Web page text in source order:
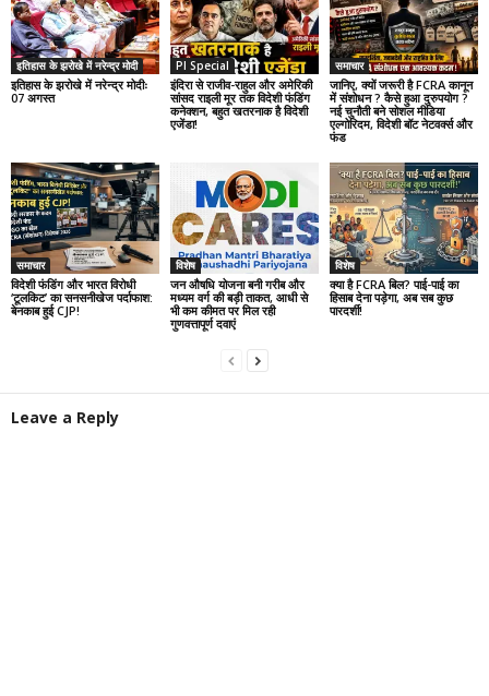
इतिहास के झरोखे में नरेन्द्र मोदी
इतिहास के झरोखे में नरेन्द्र मोदीः
07 अगस्त
PI Special
इंदिरा से राजीव-राहुल और अमेरिकी
सांसद राइली मूर तक विदेशी फंडिंग
कनेक्शन, बहुत खतरनाक है विदेशी
एजेंडा!
समाचार
जानिए, क्यों जरूरी है FCRA कानून
में संशोधन ? कैसे हुआ दुरुपयोग ?
नई चुनौती बने सोशल मीडिया
एल्गोरिदम, विदेशी बॉट नेटवर्क्स और
फंड
समाचार
विदेशी फंडिंग और भारत विरोधी
‘टूलकिट’ का सनसनीखेज पर्दाफाश:
बेनकाब हुई CJP!
विशेष
जन औषधि योजना बनी गरीब और
मध्यम वर्ग की बड़ी ताकत, आधी से
भी कम कीमत पर मिल रही
गुणवत्तापूर्ण दवाएं
विशेष
क्या है FCRA बिल? पाई-पाई का
हिसाब देना पड़ेगा, अब सब कुछ
पारदर्शी!
Leave a Reply